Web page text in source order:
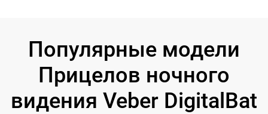
Популярные модели
Прицелов ночного
видения Veber DigitalBat